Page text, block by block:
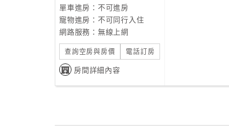
單車進房：不可進房
寵物進房：不可同行入住
網路服務：無線上網
查詢空房與房價 電話訂房
房間詳細內容